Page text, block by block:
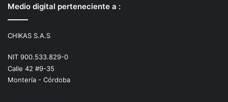
Medio digital perteneciente a :
CHIKAS S.A.S
NIT 900.533.829-0
Calle 42 #9-35
Montería - Córdoba